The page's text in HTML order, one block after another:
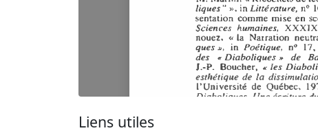
Liens utiles